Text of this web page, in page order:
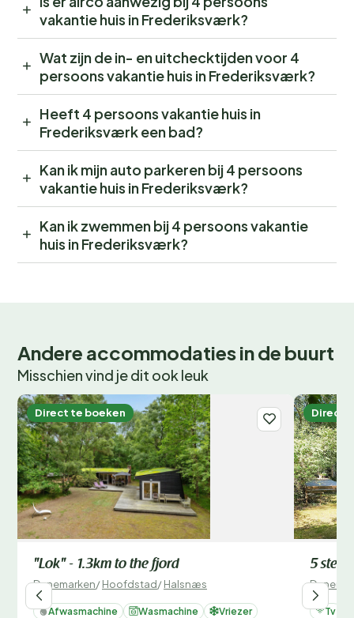
vakantie huis in Frederiksværk?
Wat zijn de in- en uitchecktijden voor 4
persoons vakantie huis in Frederiksværk?
Heeft 4 persoons vakantie huis in
Frederiksværk een bad?
Kan ik mijn auto parkeren bij 4 persoons
vakantie huis in Frederiksværk?
Kan ik zwemmen bij 4 persoons vakantie
huis in Frederiksværk?
Andere accommodaties in de buurt
Misschien vind je dit ook leuk
Direct te boeken
"Lok" - 1.3km to the fjord
Denemarken/Hoofdstad/Halsnæs
Afwasmachine Wasmachine
Vriezer
Direct
5
Tv